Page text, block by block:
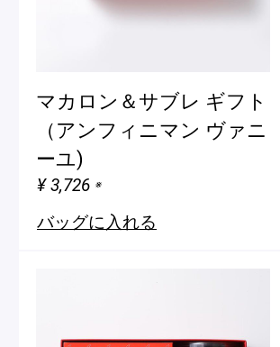
マカロン＆サブレ ギフト
（アンフィニマン ヴァニ
ーユ)
¥ 3,726 ※
バッグに入れる